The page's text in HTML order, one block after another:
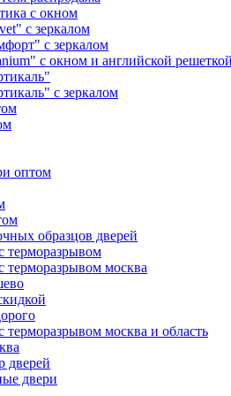
с окном
с зеркалом
с зеркалом
с окном и английской
с зеркалом
оптом
образцов дверей
терморазрывом
терморазрывом москва
терморазрывом москва и область
дверей
двери